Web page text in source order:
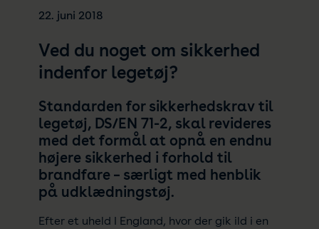
22. juni 2018
Ved du noget om sikkerhed
indenfor legetøj?
Standarden for sikkerhedskrav til
legetøj, DS/EN 71-2, skal revideres
med det formål at opnå en endnu
højere sikkerhed i forhold til
brandfare – særligt med henblik
på udklædningstøj.
Efter et uheld I England, hvor der gik ild i en